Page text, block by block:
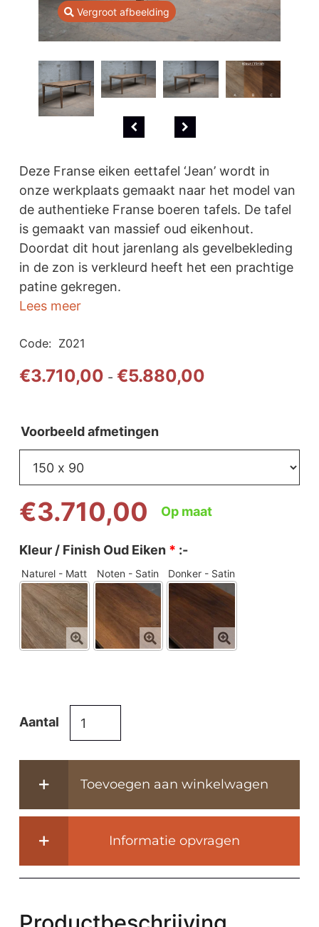
Vergroot afbeelding
Deze Franse eiken eettafel ‘Jean’ wordt in
onze werkplaats gemaakt naar het model van
de authentieke Franse boeren tafels. De tafel
is gemaakt van massief oud eikenhout.
Doordat dit hout jarenlang als gevelbekleding
in de zon is verkleurd heeft het een prachtige
patine gekregen.
Lees meer
Code: Z021
€3.710,00 - €5.880,00
Voorbeeld afmetingen
€3.710,00 Op maat
Kleur / Finish Oud Eiken * :-
Naturel - Matt Noten - Satin Donker - Satin
Aantal
massief
oud
Z021
Toevoegen aan winkelwagen
Informatie opvragen